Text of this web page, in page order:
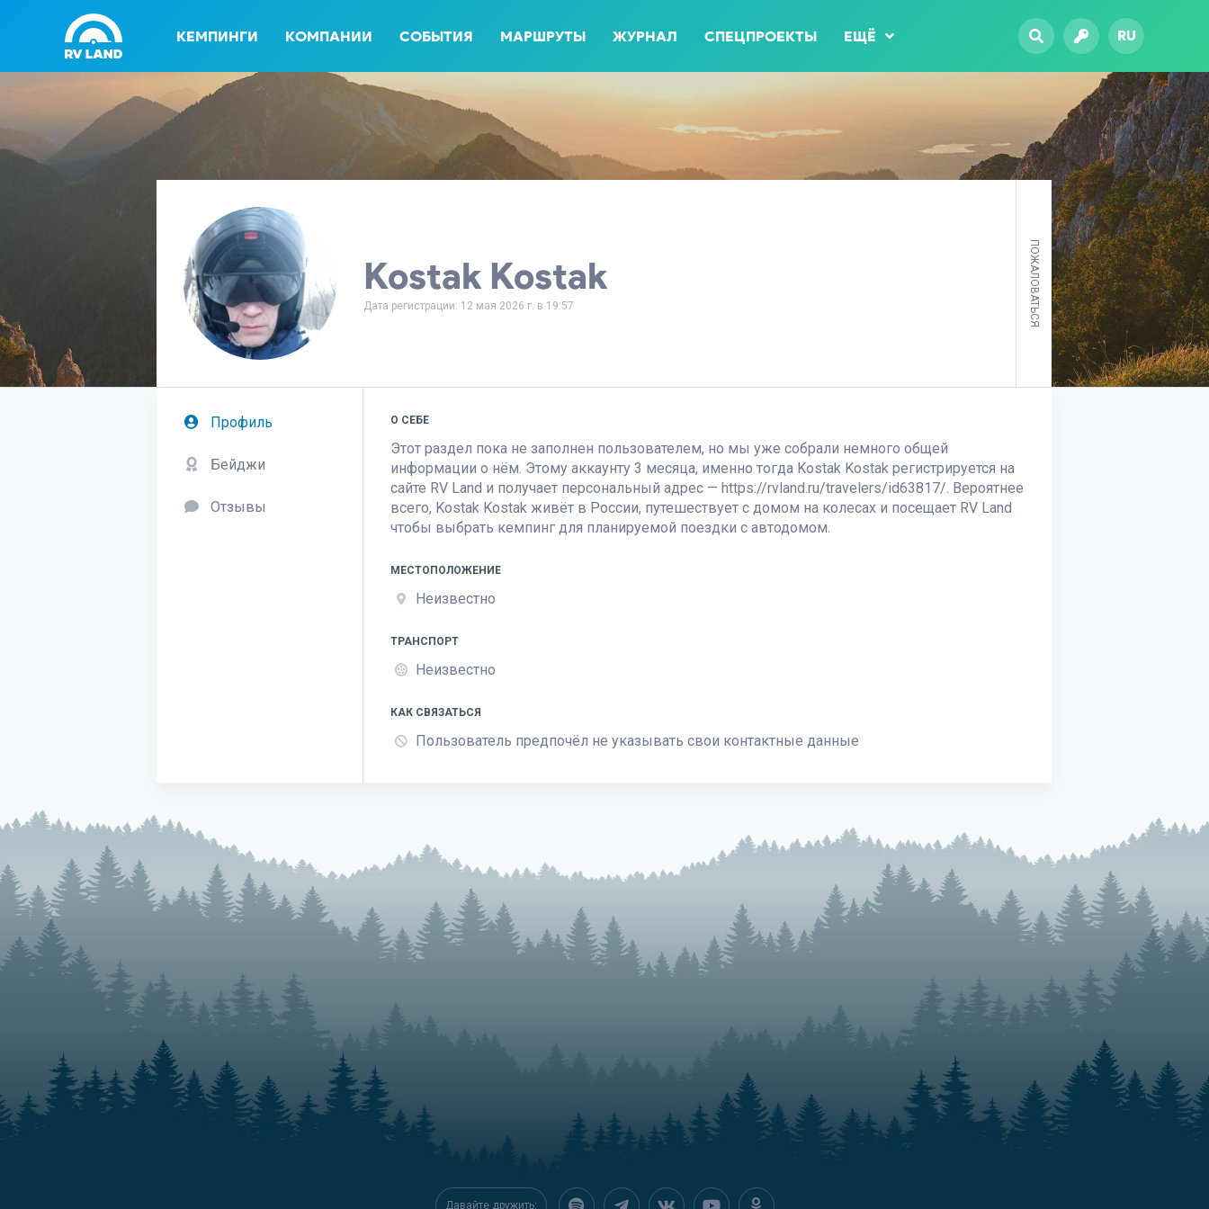
КЕМПИНГИ КОМПАНИИ СОБЫТИЯ МАРШРУТЫ ЖУРНАЛ СПЕЦПРОЕКТЫ ЕЩЁ RU
Kostak Kostak
Дата регистрации: 12 мая 2026 г. в 19:57 ПОЖАЛОВАТЬСЯ
Профиль
Бейджи
Отзывы
О СЕБЕ
Этот раздел пока не заполнен пользователем, но мы уже собрали немного общей
информации о нём. Этому аккаунту 3 месяца, именно тогда Kostak Kostak регистрируется на
сайте RV Land и получает персональный адрес — https://rvland.ru/travelers/id63817/. Вероятнее
всего, Kostak Kostak живёт в России, путешествует с домом на колесах и посещает RV Land
чтобы выбрать кемпинг для планируемой поездки с автодомом.
МЕСТОПОЛОЖЕНИЕ
Неизвестно
ТРАНСПОРТ
Неизвестно
КАК СВЯЗАТЬСЯ
Пользователь предпочёл не указывать свои контактные данные
Давайте дружить: